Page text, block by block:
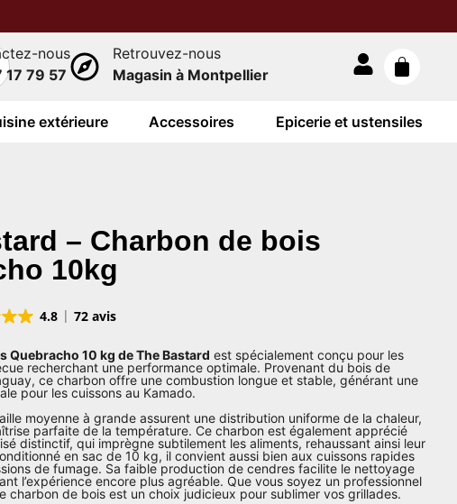
nous
17 79 57
Retrouvez-nous
Magasin à Montpellier
extérieure Accessoires Epicerie et ustensiles
– Charbon de bois
10kg
4.8 72 avis
Quebracho 10 kg de The Bastard est spécialement conçu pour les
recherchant une performance optimale. Provenant du bois de
ce charbon offre une combustion longue et stable, générant une
pour les cuissons au Kamado.
moyenne à grande assurent une distribution uniforme de la chaleur,
parfaite de la température. Ce charbon est également apprécié
distinctif, qui imprègne subtilement les aliments, rehaussant ainsi leur
en sac de 10 kg, il convient aussi bien aux cuissons rapides
de fumage. Sa faible production de cendres facilite le nettoyage
l’expérience encore plus agréable. Que vous soyez un professionnel
charbon de bois est un choix judicieux pour sublimer vos grillades.